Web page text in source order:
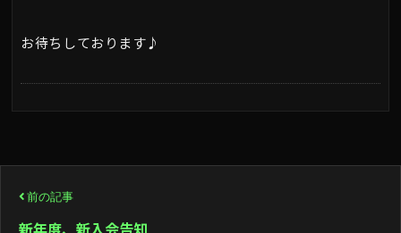
お待ちしております♪
稿
前の記事